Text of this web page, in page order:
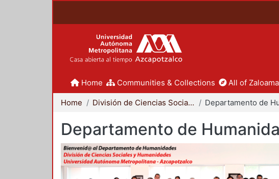
Home Communities & Collections All of
Home División de Ciencias Sociales y Humanidades
Departamento de